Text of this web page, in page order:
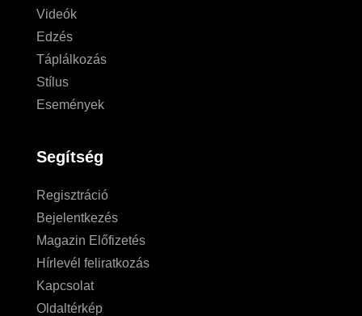
Videók
Edzés
Táplálkozás
Stílus
Események
Segítség
Regisztráció
Bejelentkezés
Magazin Előfizetés
Hírlevél feliratkozás
Kapcsolat
Oldaltérkép